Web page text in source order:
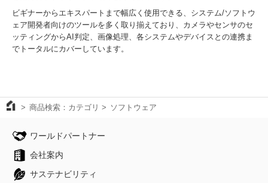
ビギナーからエキスパートまで幅広く使用できる、システム/ソフトウ
ェア開発者向けのツールを多く取り揃えており、カメラやセンサのセ
ッティングからAI判定、画像処理、各システムやデバイスとの連携ま
でトータルにカバーしています。
商品検索：カテゴリ ソフトウェア
ワールドパートナー
会社案内
サステナビリティ